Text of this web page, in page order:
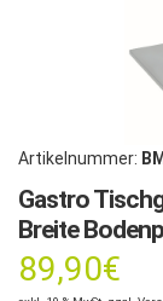
Artikelnummer:
Gastro
Breite
89,90€